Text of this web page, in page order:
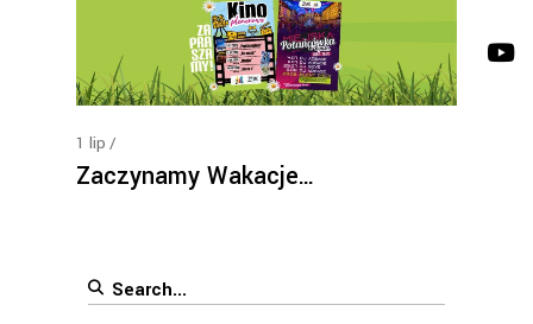
1 lip
Zaczynamy Wakacje…
Search